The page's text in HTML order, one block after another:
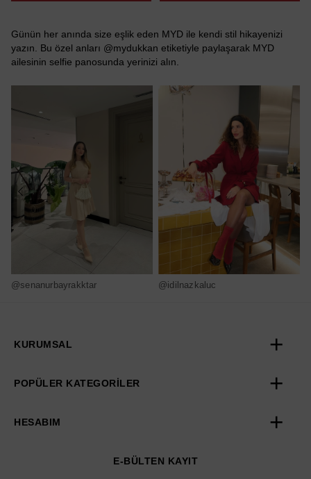
Günün her anında size eşlik eden MYD ile kendi stil hikayenizi
yazın. Bu özel anları @mydukkan etiketiyle paylaşarak MYD
ailesinin selfie panosunda yerinizi alın.
@senanurbayrakktar @idilnazkaluc
KURUMSAL
POPÜLER KATEGORİLER
HESABIM
E-BÜLTEN KAYIT